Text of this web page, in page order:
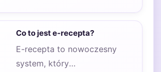
Co to jest e-recepta?
E-recepta to nowoczesny
system, który